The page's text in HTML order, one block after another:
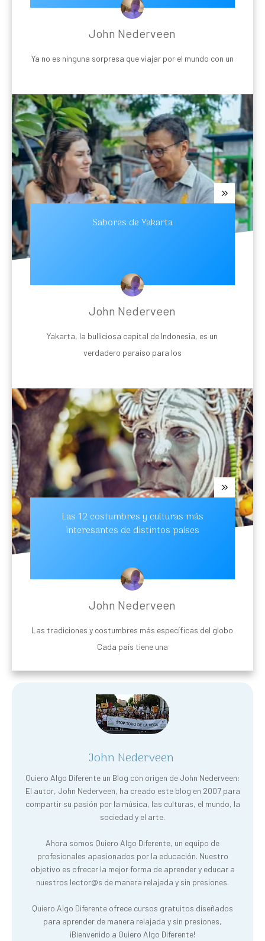
John Nederveen
Ya no es ninguna sorpresa que viajar por el mundo con un
Sabores de Yakarta
John Nederveen
Yakarta, la bulliciosa capital de Indonesia, es un
verdadero paraíso para los
Las 12 costumbres y culturas más
interesantes de distintos países
John Nederveen
Las tradiciones y costumbres más específicas del globo
Cada país tiene una
John Nederveen
Quiero Algo Diferente un Blog con origen de John Nederveen:
El autor, John Nederveen, ha creado este blog en 2007 para
compartir su pasión por la música, las culturas, el mundo, la
sociedad y el arte.
Ahora somos Quiero Algo Diferente, un equipo de
profesionales apasionados por la educación. Nuestro
objetivo es ofrecer la mejor forma de aprender y educar a
nuestros lector@s de manera relajada y sin presiones.
Quiero Algo Diferente ofrece cursos gratuitos diseñados
para aprender de manera relajada y sin presiones,
¡Bienvenido a Quiero Algo Diferente!